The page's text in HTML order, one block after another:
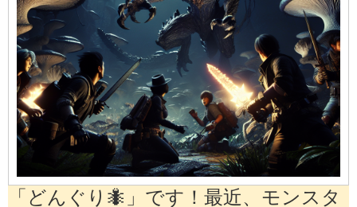
「どんぐり🐜」です！最近、モンスタ